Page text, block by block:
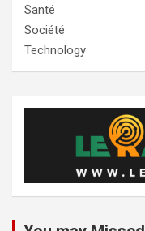
Santé
Société
Technology